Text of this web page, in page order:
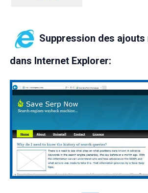
Suppression des ajouts
dans Internet Explorer: